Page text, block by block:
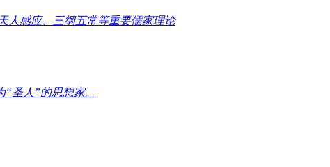
人感应、三纲五常等重要儒家理论
圣人”的思想家。